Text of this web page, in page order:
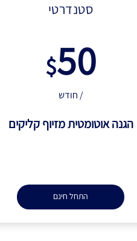
סטנדרטי
$50
/ חודש
הגנה אוטומטית מזיוף קליקים
התחל חינם